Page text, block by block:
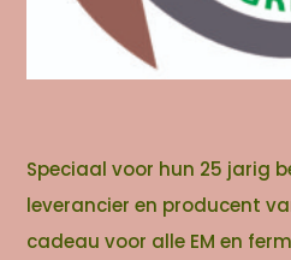
Speciaal voor hun 25 jarig
leverancier en producent
cadeau voor alle EM en